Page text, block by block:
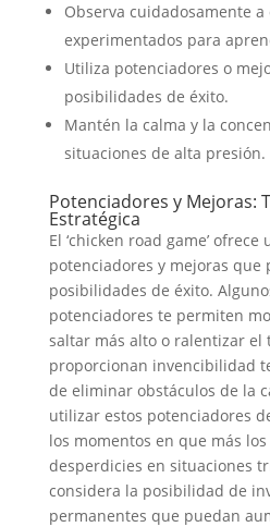
Observa cuidadosamente
experimentados para
Utiliza potenciadores o
posibilidades de éxito.
Mantén la calma y la
situaciones de alta presión.
Potenciadores y Mejoras:
Estratégica
El ‘chicken road game’
potenciadores y mejoras
posibilidades de éxito.
potenciadores te permiten
saltar más alto o ralentizar el
proporcionan invencibilidad
de eliminar obstáculos de la
utilizar estos potenciadores
los momentos en que más
desperdicies en situaciones
considera la posibilidad de
permanentes que puedan